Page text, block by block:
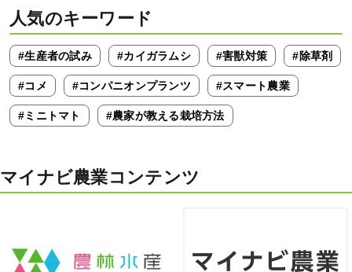
人気のキーワード
#生産者の試み #カイガラムシ #害獣対策 #除草剤
#コメ #コンパニオンプランツ #スマート農業
#ミニトマト #農家が教える栽培方法
マイナビ農業コンテンツ